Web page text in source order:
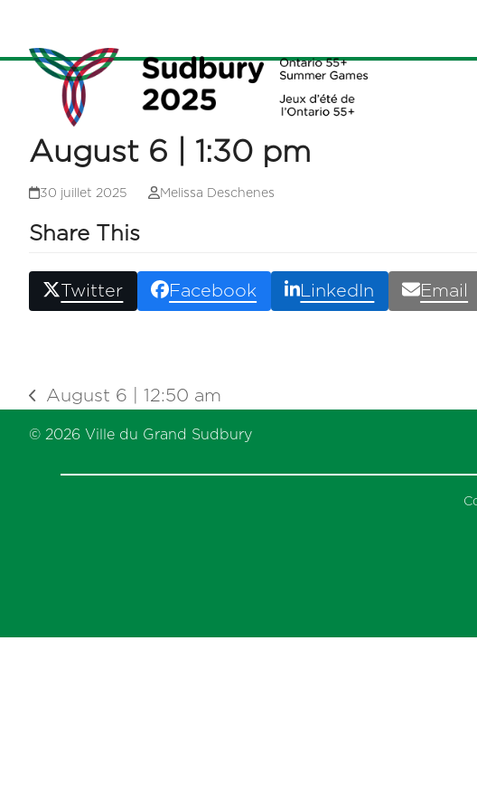
content
August 6 | 1:30 pm
30 juillet 2025 Melissa Deschenes
Share This
Twitter Facebook LinkedIn Email
previous
post:
August 6 | 12:50 am
© 2026 Ville du Grand Sudbury